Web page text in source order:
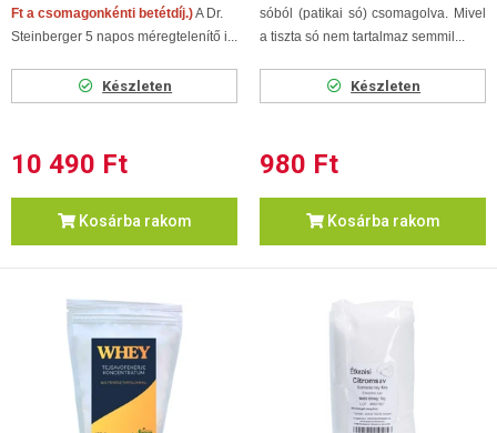
Ft a csomagonkénti betétdíj.)A Dr.
Steinberger 5 napos méregtelenítő i...
Készleten
10 490 Ft
Kosárba rakom
sóból (patikai só) csomagolva. Mivel
a tiszta só nem tartalmaz semmil...
Készleten
980 Ft
Kosárba rakom